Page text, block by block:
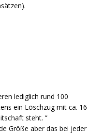
lediglich rund 100
ein Löschzug mit ca. 16
steht. ”
Größe aber das bei jeder